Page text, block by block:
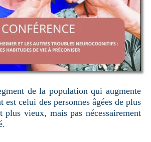
de la population qui augmente
est celui des personnes âgées de plus
vieux, mais pas nécessairement